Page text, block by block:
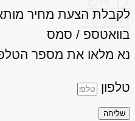
העמוד
לקבלת הצעת מחיר
בוואטספ / סמס
נא מלאו את מספר
טלפון
שליחה